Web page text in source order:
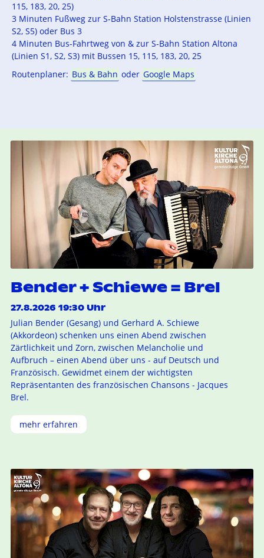
115, 183, 20, 25)
3 Minuten Fußweg zur S-Bahn Station Holstenstrasse (Linien
S2, S5) oder Bus 3
4 Minuten Bus-Fahrtweg von & zur S-Bahn Station Altona
(Linien S1, S2, S3) mit Bussen 15, 115, 183, 20, 25
Routenplaner: Bus & Bahn oder Google Maps
Bender + Schiewe = Brel
27.8.2026 19:30 Uhr
Julian Bender (Gesang) und Gerhard A. Schiewe
(Akkordeon) schenken uns einen Abend zwischen
Zärtlichkeit und Zorn, zwischen Melancholie und
Aufbruch – einen Abend über uns - auf Deutsch und
Französisch. Gewidmet einem der wichtigsten
Repräsentanten des französischen Chansons - Jacques
Brel.
mehr erfahren